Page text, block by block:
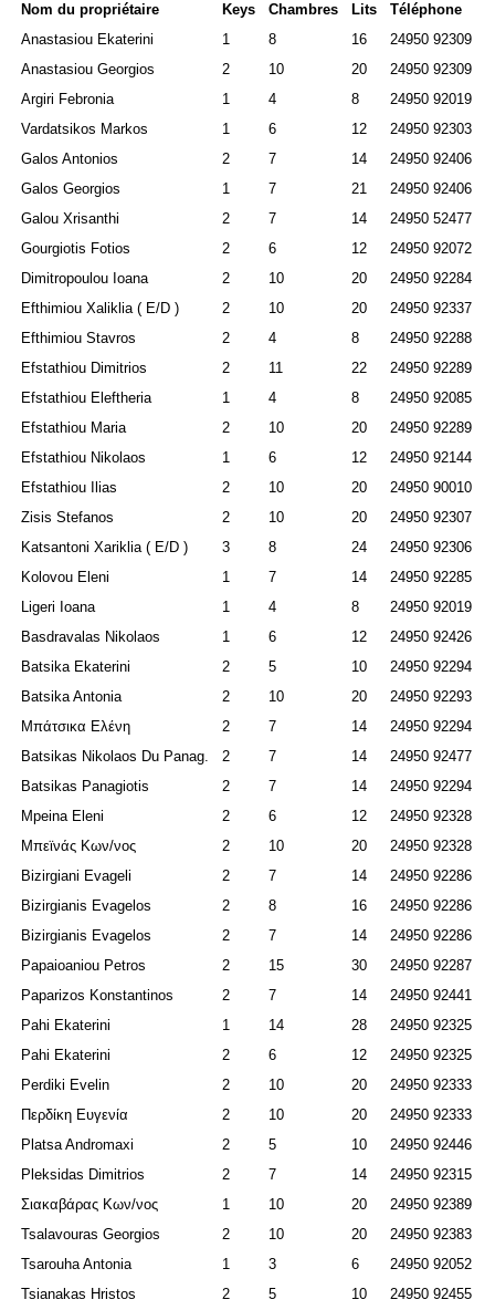
Nom du propriétaire
Keys Chambres Lits
Téléphone
Anastasiou Ekaterini
1 8 16
24950 92309
Anastasiou Georgios
2 10 20
24950 92309
Argiri Febronia
1 4 8
24950 92019
Vardatsikos Markos
1 6 12
24950 92303
Galos Antonios
2 7 14
24950 92406
Galos Georgios
1 7 21
24950 92406
Galou Xrisanthi
2 7 14
24950 52477
Gourgiotis Fotios
2 6 12
24950 92072
Dimitropoulou Ioana
2 10 20
24950 92284
Efthimiou Xaliklia ( Ε/D )
2 10 20
24950 92337
Efthimiou Stavros
2 4 8
24950 92288
Efstathiou Dimitrios
2 11 22
24950 92289
Efstathiou Eleftheria
1 4 8
24950 92085
Efstathiou Maria 2 10 20
24950 92289
Efstathiou Nikolaos 1 6 12
24950 92144
Efstathiou Ilias
2 10 20
24950 90010
Zisis Stefanos
2 10 20
24950 92307
Katsantoni Xariklia ( Ε/D )
3 8 24
24950 92306
Kolovou Eleni
1 7 14
24950 92285
Ligeri Ioana
1 4 8
24950 92019
Basdravalas Nikolaos
1 6 12
24950 92426
Batsika Ekaterini
2 5 10
24950 92294
Batsika Antonia
2 10 20
24950 92293
Μπάτσικα Ελένη
2 7 14
24950 92294
Batsikas Nikolaos Du Panag.
2 7 14
24950 92477
Batsikas Panagiotis
2 7 14
24950 92294
Mpeina Eleni
2 6 12
24950 92328
Μπεϊνάς Κων/νος
2 10 20
24950 92328
Bizirgiani Evageli
2 7 14
24950 92286
Bizirgianis Evagelos 2 8 16
24950 92286
Bizirgianis Evagelos 2 7 14
24950 92286
Papaioaniou Petros
2 15 30
24950 92287
Paparizos Konstantinos
2 7 14
24950 92441
Pahi Ekaterini
1 14 28
24950 92325
Pahi Ekaterini
2 6 12
24950 92325
Perdiki Evelin
2 10 20
24950 92333
Περδίκη Ευγενία
2 10 20
24950 92333
Platsa Andromaxi
2 5 10
24950 92446
Pleksidas Dimitrios
2 7 14
24950 92315
Σιακαβάρας Κων/νος
1 10 20
24950 92389
Tsalavouras Georgios
2 10 20
24950 92383
Tsarouha Antonia
1 3 6
24950 92052
Tsianakas Hristos
2 5 10 24950 92455